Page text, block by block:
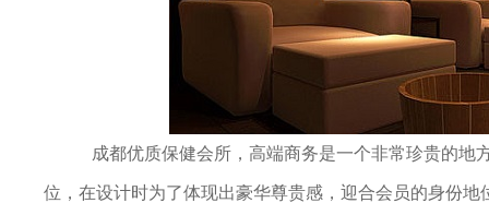
成都优质保健会所，高端商务是一个非常珍贵的地方
位，在设计时为了体现出豪华尊贵感，迎合会员的身份